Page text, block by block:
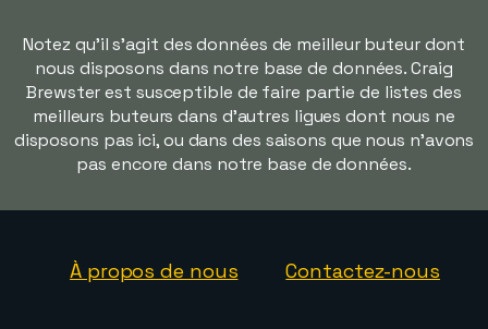
Notez qu'il s'agit des données de meilleur buteur dont
nous disposons dans notre base de données. Craig
Brewster est susceptible de faire partie de listes des
meilleurs buteurs dans d'autres ligues dont nous ne
disposons pas ici, ou dans des saisons que nous n'avons
pas encore dans notre base de données.
À propos de nous Contactez-nous